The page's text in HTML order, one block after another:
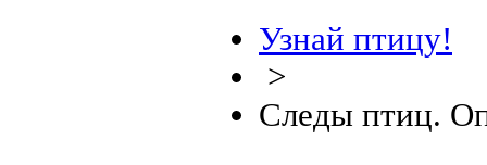
Узнай птицу!
>
Следы птиц.